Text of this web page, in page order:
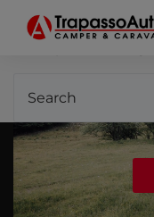
It seems we can’t